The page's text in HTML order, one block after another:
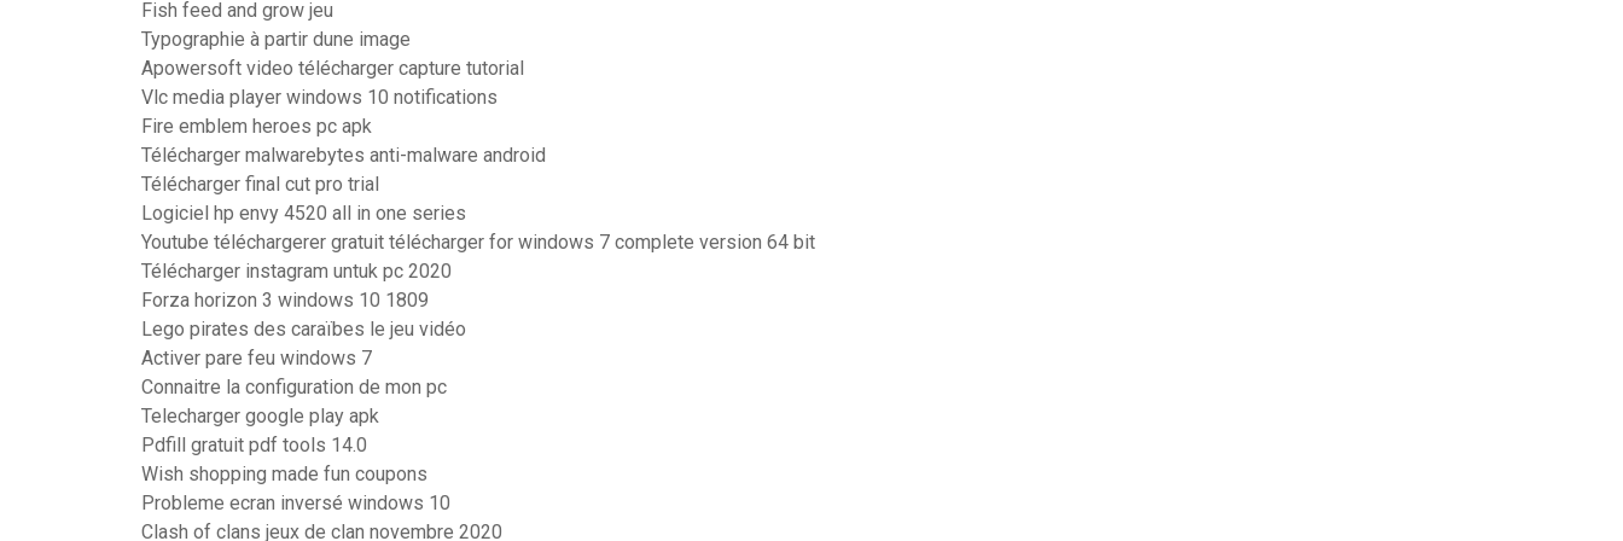
Fish feed and grow jeu
Typographie à partir dune image
Apowersoft video télécharger capture tutorial
Vlc media player windows 10 notifications
Fire emblem heroes pc apk
Télécharger malwarebytes anti-malware android
Télécharger final cut pro trial
Logiciel hp envy 4520 all in one series
Youtube téléchargerer gratuit télécharger for windows 7 complete version 64 bit
Télécharger instagram untuk pc 2020
Forza horizon 3 windows 10 1809
Lego pirates des caraïbes le jeu vidéo
Activer pare feu windows 7
Connaitre la configuration de mon pc
Telecharger google play apk
Pdfill gratuit pdf tools 14.0
Wish shopping made fun coupons
Probleme ecran inversé windows 10
Clash of clans jeux de clan novembre 2020